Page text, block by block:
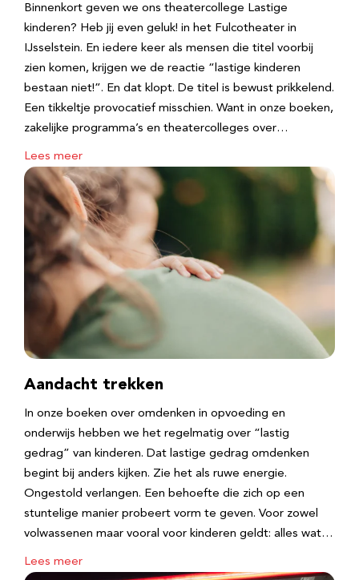
Binnenkort geven we ons theatercollege Lastige
kinderen? Heb jij even geluk! in het Fulcotheater in
IJsselstein. En iedere keer als mensen die titel voorbij
zien komen, krijgen we de reactie “lastige kinderen
bestaan niet!”. En dat klopt. De titel is bewust prikkelend.
Een tikkeltje provocatief misschien. Want in onze boeken,
zakelijke programma’s en theatercolleges over…
Lees meer
Aandacht trekken
In onze boeken over omdenken in opvoeding en
onderwijs hebben we het regelmatig over “lastig
gedrag” van kinderen. Dat lastige gedrag omdenken
begint bij anders kijken. Zie het als ruwe energie.
Ongestold verlangen. Een behoefte die zich op een
stuntelige manier probeert vorm te geven. Voor zowel
volwassenen maar vooral voor kinderen geldt: alles wat…
Lees meer